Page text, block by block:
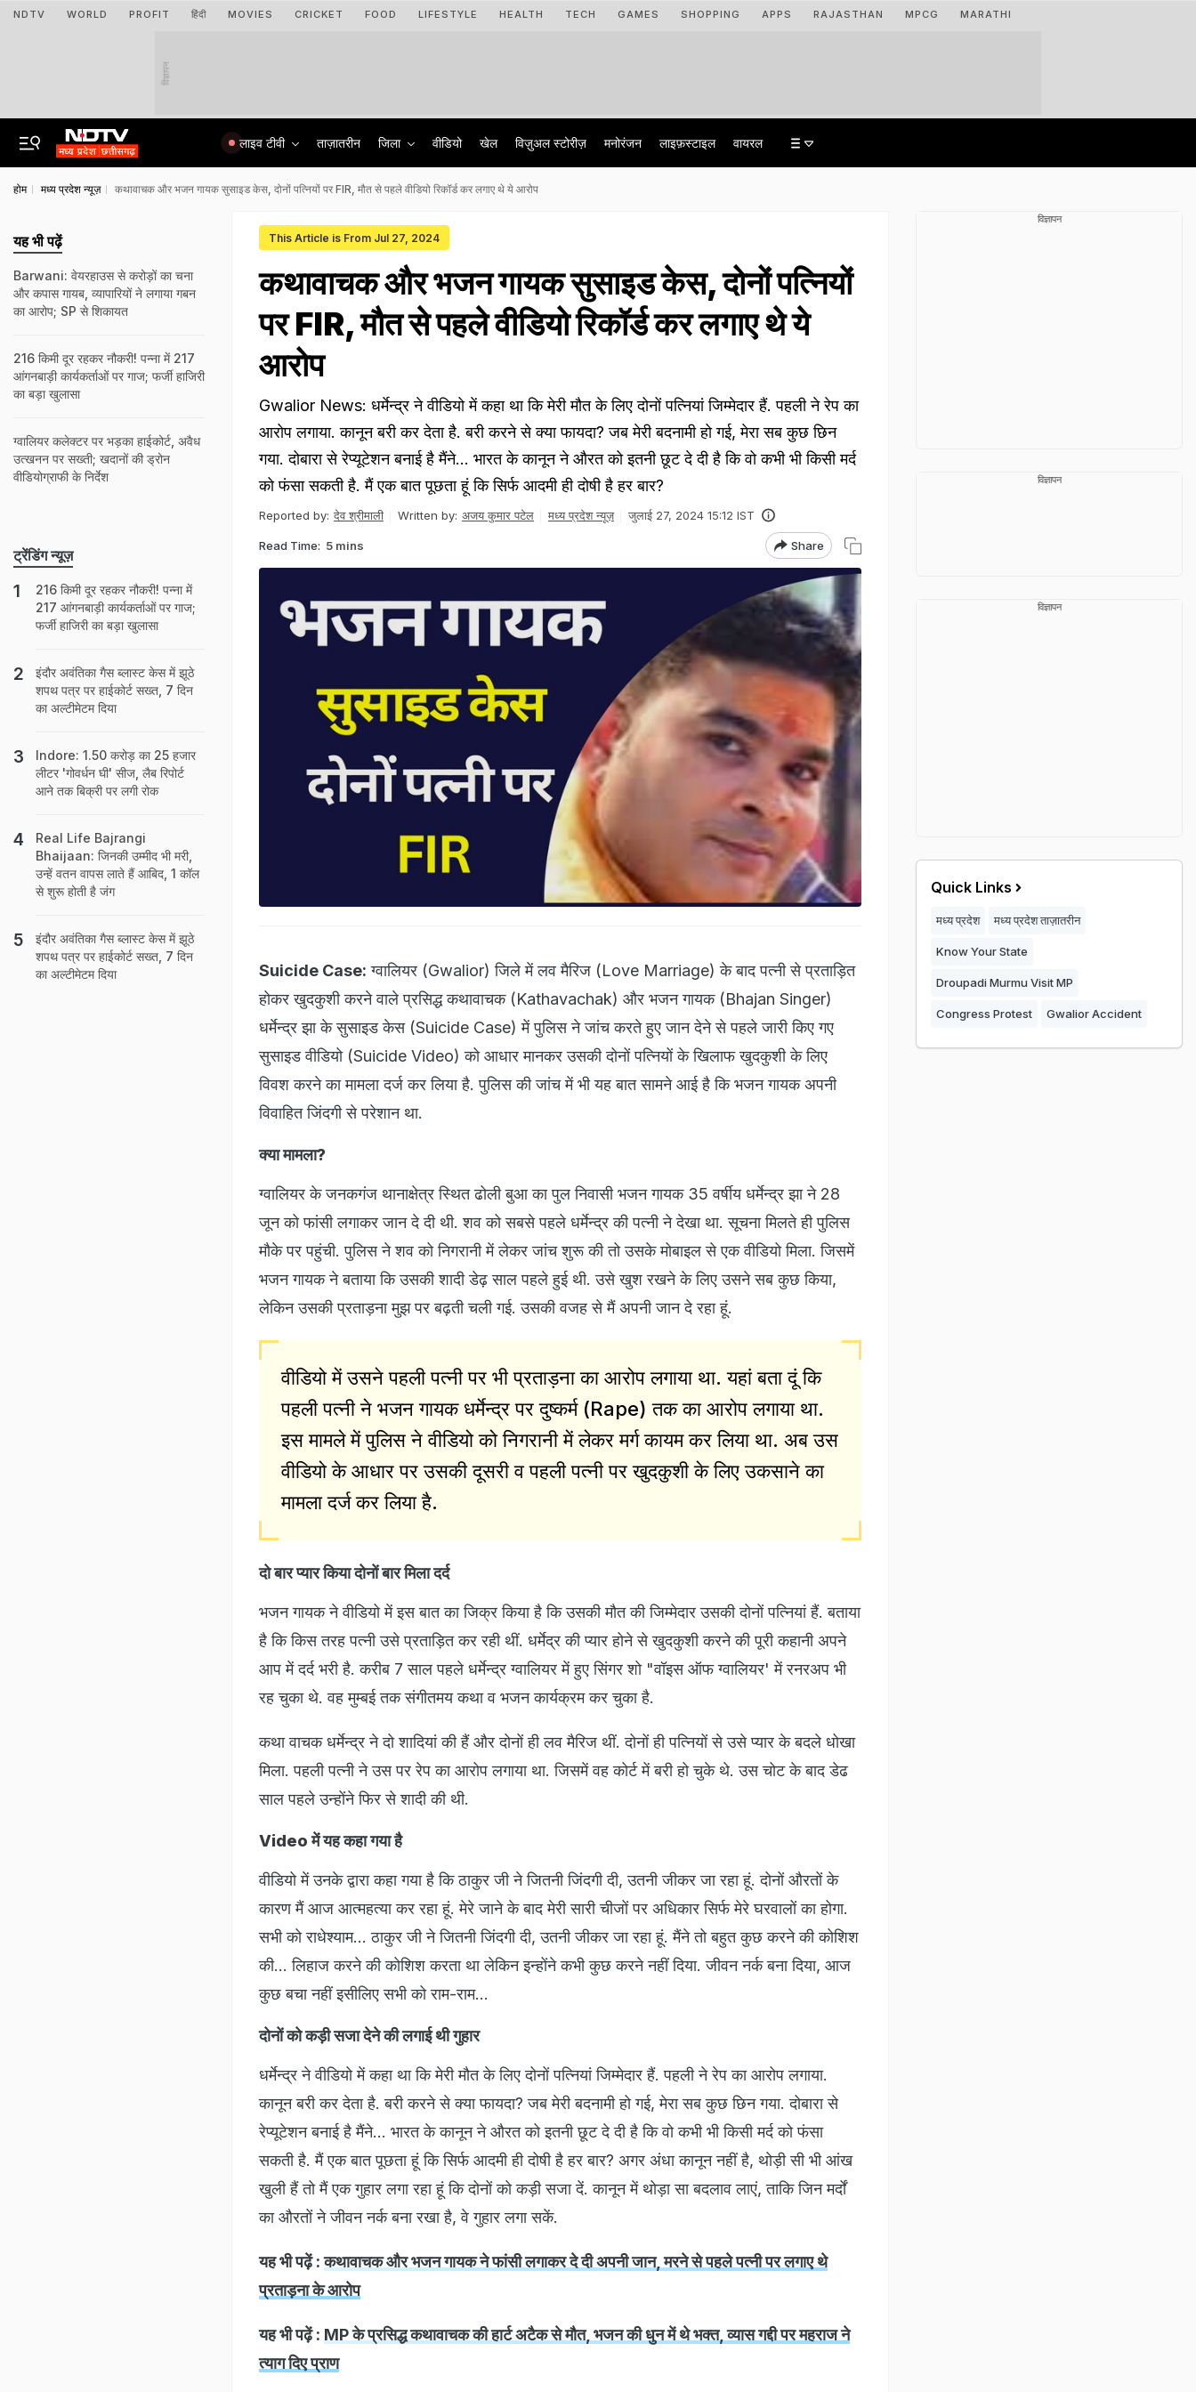
NDTV WORLD PROFIT हिंदी MOVIES CRICKET FOOD LIFESTYLE HEALTH TECH GAMES SHOPPING APPS RAJASTHAN MPCG MARATHI
विज्ञापन
लाइव टीवी ताज़ातरीन जिला वीडियो खेल विज़ुअल स्टोरीज़ मनोरंजन लाइफ़स्टाइल वायरल
होम मध्य प्रदेश न्यूज़ कथावाचक और भजन गायक सुसाइड केस, दोनों पत्नियों पर FIR, मौत से पहले वीडियो रिकॉर्ड कर लगाए थे ये आरोप
This Article is From Jul 27, 2024
कथावाचक और भजन गायक सुसाइड केस, दोनों पत्नियों
पर FIR, मौत से पहले वीडियो रिकॉर्ड कर लगाए थे ये
आरोप
Gwalior News: धर्मेन्द्र ने वीडियो में कहा था कि मेरी मौत के लिए दोनों पत्नियां जिम्मेदार हैं. पहली ने रेप का
आरोप लगाया. कानून बरी कर देता है. बरी करने से क्या फायदा? जब मेरी बदनामी हो गई, मेरा सब कुछ छिन
गया. दोबारा से रेप्यूटेशन बनाई है मैंने... भारत के कानून ने औरत को इतनी छूट दे दी है कि वो कभी भी किसी मर्द
को फंसा सकती है. मैं एक बात पूछता हूं कि सिर्फ आदमी ही दोषी है हर बार?
Reported by: देव श्रीमाली Written by: अजय कुमार पटेल मध्य प्रदेश न्यूज़ जुलाई 27, 2024 15:12 IST
Read Time: 5 mins Share
Suicide Case: ग्वालियर (Gwalior) जिले में लव मैरिज (Love Marriage) के बाद पत्नी से प्रताड़ित
होकर खुदकुशी करने वाले प्रसिद्ध कथावाचक (Kathavachak) और भजन गायक (Bhajan Singer)
धर्मेन्द्र झा के सुसाइड केस (Suicide Case) में पुलिस ने जांच करते हुए जान देने से पहले जारी किए गए
सुसाइड वीडियो (Suicide Video) को आधार मानकर उसकी दोनों पत्नियों के खिलाफ खुदकुशी के लिए
विवश करने का मामला दर्ज कर लिया है. पुलिस की जांच में भी यह बात सामने आई है कि भजन गायक अपनी
विवाहित जिंदगी से परेशान था.
क्या मामला?
ग्वालियर के जनकगंज थानाक्षेत्र स्थित ढोली बुआ का पुल निवासी भजन गायक 35 वर्षीय धर्मेन्द्र झा ने 28
जून को फांसी लगाकर जान दे दी थी. शव को सबसे पहले धर्मेन्द्र की पत्नी ने देखा था. सूचना मिलते ही पुलिस
मौके पर पहुंची. पुलिस ने शव को निगरानी में लेकर जांच शुरू की तो उसके मोबाइल से एक वीडियो मिला. जिसमें
भजन गायक ने बताया कि उसकी शादी डेढ़ साल पहले हुई थी. उसे खुश रखने के लिए उसने सब कुछ किया,
लेकिन उसकी प्रताड़ना मुझ पर बढ़ती चली गई. उसकी वजह से मैं अपनी जान दे रहा हूं.
वीडियो में उसने पहली पत्नी पर भी प्रताड़ना का आरोप लगाया था. यहां बता दूं कि
पहली पत्नी ने भजन गायक धर्मेन्द्र पर दुष्कर्म (Rape) तक का आरोप लगाया था.
इस मामले में पुलिस ने वीडियो को निगरानी में लेकर मर्ग कायम कर लिया था. अब उस
वीडियो के आधार पर उसकी दूसरी व पहली पत्नी पर खुदकुशी के लिए उकसाने का
मामला दर्ज कर लिया है.
दो बार प्यार किया दोनों बार मिला दर्द
भजन गायक ने वीडियो में इस बात का जिक्र किया है कि उसकी मौत की जिम्मेदार उसकी दोनों पत्नियां हैं. बताया
है कि किस तरह पत्नी उसे प्रताड़ित कर रही थीं. धर्मेद्र की प्यार होने से खुदकुशी करने की पूरी कहानी अपने
आप में दर्द भरी है. करीब 7 साल पहले धर्मेन्द्र ग्वालियर में हुए सिंगर शो "वॉइस ऑफ ग्वालियर' में रनरअप भी
रह चुका थे. वह मुम्बई तक संगीतमय कथा व भजन कार्यक्रम कर चुका है.
कथा वाचक धर्मेन्द्र ने दो शादियां की हैं और दोनों ही लव मैरिज थीं. दोनों ही पत्नियों से उसे प्यार के बदले धोखा
मिला. पहली पत्नी ने उस पर रेप का आरोप लगाया था. जिसमें वह कोर्ट में बरी हो चुके थे. उस चोट के बाद डेढ
साल पहले उन्होंने फिर से शादी की थी.
Video में यह कहा गया है
वीडियो में उनके द्वारा कहा गया है कि ठाकुर जी ने जितनी जिंदगी दी, उतनी जीकर जा रहा हूं. दोनों औरतों के
कारण मैं आज आत्महत्या कर रहा हूं. मेरे जाने के बाद मेरी सारी चीजों पर अधिकार सिर्फ मेरे घरवालों का होगा.
सभी को राधेश्याम... ठाकुर जी ने जितनी जिंदगी दी, उतनी जीकर जा रहा हूं. मैंने तो बहुत कुछ करने की कोशिश
की... लिहाज करने की कोशिश करता था लेकिन इन्होंने कभी कुछ करने नहीं दिया. जीवन नर्क बना दिया, आज
कुछ बचा नहीं इसीलिए सभी को राम-राम...
दोनों को कड़ी सजा देने की लगाई थी गुहार
धर्मेन्द्र ने वीडियो में कहा था कि मेरी मौत के लिए दोनों पत्नियां जिम्मेदार हैं. पहली ने रेप का आरोप लगाया.
कानून बरी कर देता है. बरी करने से क्या फायदा? जब मेरी बदनामी हो गई, मेरा सब कुछ छिन गया. दोबारा से
रेप्यूटेशन बनाई है मैंने... भारत के कानून ने औरत को इतनी छूट दे दी है कि वो कभी भी किसी मर्द को फंसा
सकती है. मैं एक बात पूछता हूं कि सिर्फ आदमी ही दोषी है हर बार? अगर अंधा कानून नहीं है, थोड़ी सी भी आंख
खुली हैं तो मैं एक गुहार लगा रहा हूं कि दोनों को कड़ी सजा दें. कानून में थोड़ा सा बदलाव लाएं, ताकि जिन मर्दों
का औरतों ने जीवन नर्क बना रखा है, वे गुहार लगा सकें.
यह भी पढ़ें :कथावाचक और भजन गायक ने फांसी लगाकर दे दी अपनी जान, मरने से पहले पत्नी पर लगाए थे
प्रताड़ना के आरोप
यह भी पढ़ें : MP के प्रसिद्ध कथावाचक की हार्ट अटैक से मौत, भजन की धुन में थे भक्त, व्यास गद्दी पर महराज ने
त्याग दिए प्राण
यह भी पढ़ें
Barwani: वेयरहाउस से करोड़ों का चना
और कपास गायब, व्यापारियों ने लगाया गबन
का आरोप; SP से शिकायत
216 किमी दूर रहकर नौकरी! पन्ना में 217
आंगनबाड़ी कार्यकर्ताओं पर गाज; फर्जी हाजिरी
का बड़ा खुलासा
ग्वालियर कलेक्टर पर भड़का हाईकोर्ट, अवैध
उत्खनन पर सख्ती; खदानों की ड्रोन
वीडियोग्राफी के निर्देश
ट्रेंडिंग न्यूज़
216 किमी दूर रहकर नौकरी! पन्ना में
217 आंगनबाड़ी कार्यकर्ताओं पर गाज;
फर्जी हाजिरी का बड़ा खुलासा
इंदौर अवंतिका गैस ब्लास्ट केस में झूठे
शपथ पत्र पर हाईकोर्ट सख्त, 7 दिन
का अल्टीमेटम दिया
Indore: 1.50 करोड़ का 25 हजार
लीटर 'गोवर्धन घी' सीज, लैब रिपोर्ट
आने तक बिक्री पर लगी रोक
Real Life Bajrangi
Bhaijaan: जिनकी उम्‍मीद भी मरी,
उन्‍हें वतन वापस लाते हैं आबिद, 1 कॉल
से शुरू होती है जंग
इंदौर अवंतिका गैस ब्लास्ट केस में झूठे
शपथ पत्र पर हाईकोर्ट सख्त, 7 दिन
का अल्टीमेटम दिया
विज्ञापन
विज्ञापन
विज्ञापन
Quick Links
मध्य प्रदेश मध्य प्रदेश ताज़ातरीन
Know Your State
Droupadi Murmu Visit MP
Congress Protest Gwalior Accident